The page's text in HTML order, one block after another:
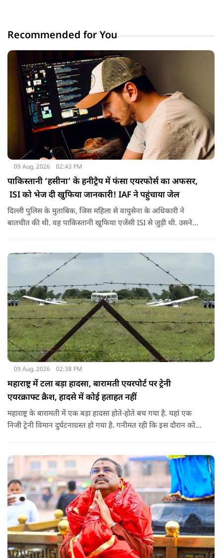
Recommended for You
09 Aug, 2026 02:43 PM
पाकिस्तानी ‘हसीना’ के हनीट्रैप में फंसा एयरफोर्स का अफसर,
ISI को भेज दी खुफिया जानकारी! IAF ने पहुंचाया जेल
दिल्ली पुलिस के मुताबिक, जिस महिला से वायुसेना के अधिकारी ने
बातचीत की थी. वह पाकिस्तानी खुफिया एजेंसी ISI से जुड़ी थी. उसने
09 Aug, 2026 02:38 PM
महाराष्ट्र में टला बड़ा हादसा, बारामती एयरपोर्ट पर ट्रेनी
एयरक्राफ्ट क्रैश, हादसे में कोई हताहत नहीं
महाराष्ट्र के बारामती में एक बड़ा हादसा होते-होते बच गया है. यहां एक
निजी ट्रेनी विमान दुर्घटनाग्रस्त हो गया है. गनीमत रही कि इस दौरान कोई